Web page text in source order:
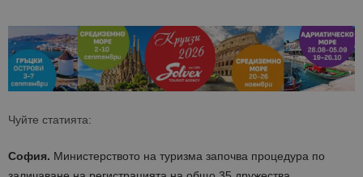
Чуйте статията:
София. Министерството на туризма започва процедура по